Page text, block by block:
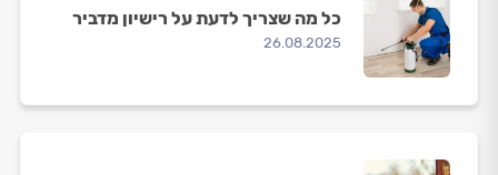
כל מה שצריך לדעת על רישיון מדביר
26.08.2025